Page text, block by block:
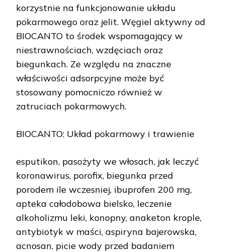
korzystnie na funkcjonowanie układu
pokarmowego oraz jelit. Węgiel aktywny od
BIOCANTO to środek wspomagający w
niestrawnościach, wzdęciach oraz
biegunkach. Ze względu na znaczne
właściwości adsorpcyjne może być
stosowany pomocniczo również w
zatruciach pokarmowych.
BIOCANTO: Układ pokarmowy i trawienie
esputikon, pasożyty we włosach, jak leczyć
koronawirus, porofix, biegunka przed
porodem ile wczesniej, ibuprofen 200 mg,
apteka całodobowa bielsko, leczenie
alkoholizmu leki, konopny, anaketon krople,
antybiotyk w maści, aspiryna bajerowska,
acnosan, picie wody przed badaniem